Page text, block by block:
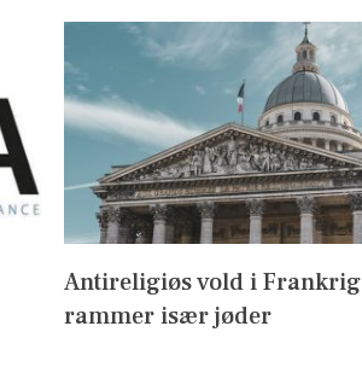
Antireligiøs vold i Frankrig
rammer især jøder